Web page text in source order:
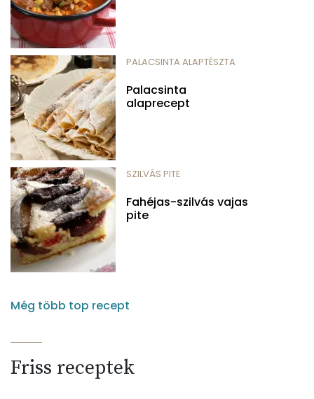
PALACSINTA ALAPTÉSZTA
Palacsinta
alaprecept
SZILVÁS PITE
Fahéjas-szilvás vajas
pite
Még több top recept
Friss receptek